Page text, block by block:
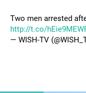
Two men arrested
http://t.co/
— WISH-TV